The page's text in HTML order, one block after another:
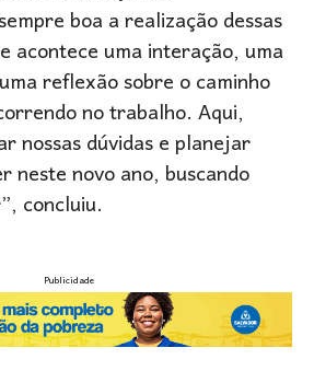
boa a realização dessas
acontece uma interação, uma
reflexão sobre o caminho
no trabalho. Aqui,
nossas dúvidas e planejar
neste novo ano, buscando
concluiu.
Publicidade